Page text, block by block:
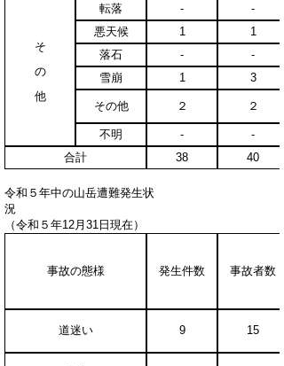
そ
の
他
転落 -
-
悪天候
1
1
落石
-
-
雪崩
1 3
その他 ２ ２
不明 -
-
合計
38 40
令和５年中の山岳遭難発生状
（令和５年12月31日現在）
事故の態様 発生件数 事故者数
道迷い 9 15